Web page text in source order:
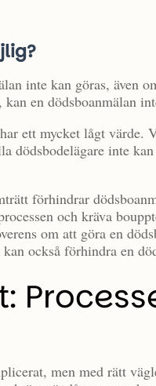
inte kan göras, även
en dödsboanmälan
ett mycket lågt värde.
inte
förhindrar
och kräva
om att göra en
också förhindra en
men med rätt